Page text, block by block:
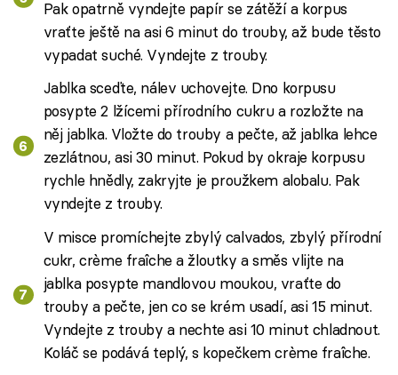
Pak opatrně vyndejte papír se zátěží a korpus
vraťte ještě na asi 6 minut do trouby, až bude těsto
vypadat suché. Vyndejte z trouby.
Jablka sceďte, nálev uchovejte. Dno korpusu
posypte 2 lžícemi přírodního cukru a rozložte na
něj jablka. Vložte do trouby a pečte, až jablka lehce
zezlátnou, asi 30 minut. Pokud by okraje korpusu
rychle hnědly, zakryjte je proužkem alobalu. Pak
vyndejte z trouby.
V misce promíchejte zbylý calvados, zbylý přírodní
cukr, crème fraîche a žloutky a směs vlijte na
jablka posypte mandlovou moukou, vraťte do
trouby a pečte, jen co se krém usadí, asi 15 minut.
Vyndejte z trouby a nechte asi 10 minut chladnout.
Koláč se podává teplý, s kopečkem crème fraîche.